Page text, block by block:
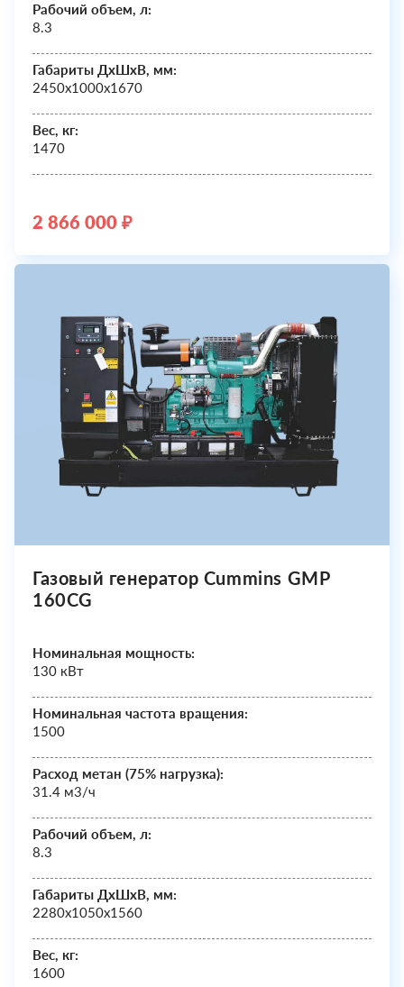
Рабочий объем, л:
8.3
Габариты ДхШxВ, мм:
2450х1000х1670
Вес, кг:
1470
2 866 000 ₽
Газовый генератор Cummins GMP
160CG
Номинальная мощность:
130 кВт
Номинальная частота вращения:
1500
Расход метан (75% нагрузка):
31.4 м3/ч
Рабочий объем, л:
8.3
Габариты ДхШxВ, мм:
2280х1050х1560
Вес, кг:
1600